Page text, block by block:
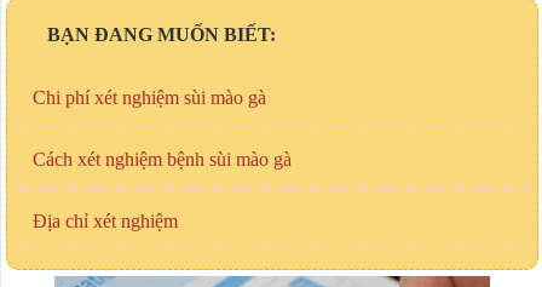
VIÊM CỔ TỬ CUNG
BẠN ĐANG MUỐN BIẾT:
Chi phí xét nghiệm sùi mào gà
Cách xét nghiệm bệnh sùi mào gà
Địa chỉ xét nghiệm